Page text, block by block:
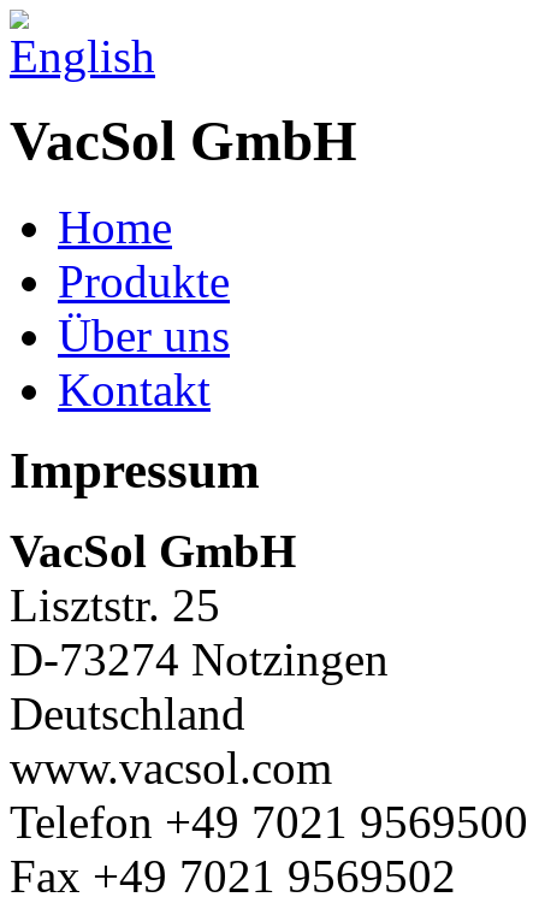
VacSol GmbH
Home
Produkte
Über uns
Kontakt
Impressum
VacSol GmbH
Lisztstr. 25
D-73274 Notzingen
Deutschland
www.vacsol.com
Telefon +49 7021 9569500
Fax +49 7021 9569502